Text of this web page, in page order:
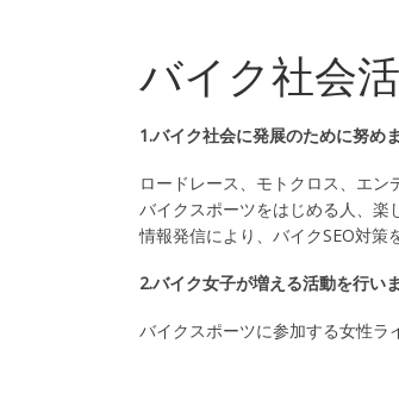
バイク社会
1.バイク社会に発展のために努めま
ロードレース、モトクロス、エン
バイクスポーツをはじめる人、楽
情報発信により、バイクSEO対策
2.バイク女子が増える活動を行いま
バイクスポーツに参加する女性ラ